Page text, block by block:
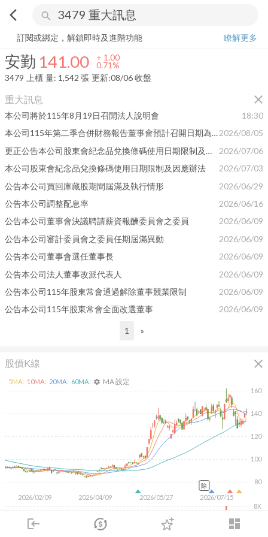
arrow_back_ios search
login dashboard
市場 登入
安勤 141.00 +0.71%
訂閱或綁定，解鎖即時及進階功能
瞭解更多
安勤 141.00 + 1.00
0.71%
3479
上櫃 量: 1,542 張 更新:08/06 收盤
重大訊息 close
本公司將於115年8月19日召開法人說明會
18:30
本公司115年第二季合併財務報告董事會預計召開日期為 115年8月13日2026/08/05
更正公告本公司股東會紀念品兌換條碼使用日期限制及因應 辦法(更正開會通知書年度)
2026/07/06
本公司股東會紀念品兌換條碼使用日期限制及因應辦法
2026/07/03
公告本公司買回庫藏股期間屆滿及執行情形
2026/06/29
公告本公司調整配息率
2026/06/16
公告本公司董事會決議聘請薪資報酬委員會之委員
2026/06/09
公告本公司審計委員會之委員任期屆滿異動
2026/06/09
公告本公司董事會選任董事長
2026/06/09
公告本公司法人董事改派代表人
2026/06/09
公告本公司115年股東常會通過解除董事競業限制
2026/06/09
公告本公司115年股東常會全面改選董事
2026/06/09
1 »
股價K線 close
2026/02/09 2026/04/09 2026/05/27 2026/07/15
80
100
120
140
160
8K
5MA: 10MA: 20MA: 60MA: settings MA 設定
除